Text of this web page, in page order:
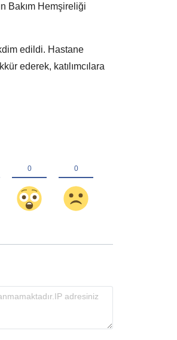
Bakım Hemşireliği
edildi. Hastane
ederek, katılımcılara